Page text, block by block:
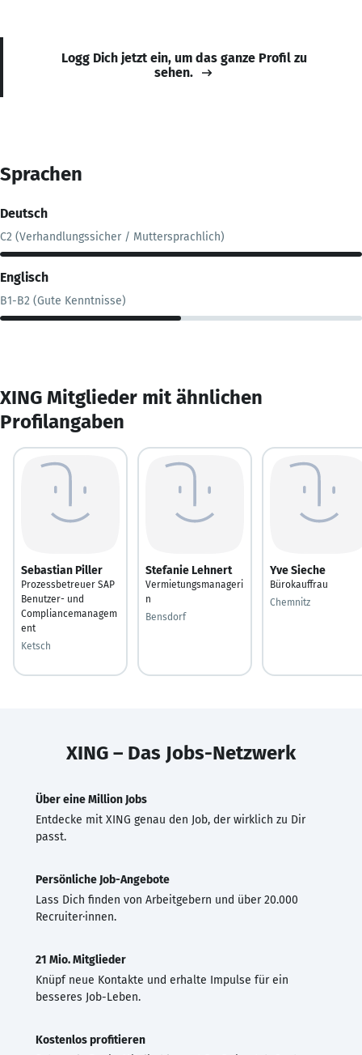
Logg Dich jetzt ein, um das ganze Profil zu
sehen.
Sprachen
Deutsch
C2 (Verhandlungssicher / Muttersprachlich)
Englisch
B1-B2 (Gute Kenntnisse)
XING Mitglieder mit ähnlichen
Profilangaben
Sebastian Piller
Prozessbetreuer SAP
Benutzer- und
Compliancemanagem
ent
Ketsch
Stefanie Lehnert
Vermietungsmanageri
n
Bensdorf
Yve Sieche
Bürokauffrau
Chemnitz
XING – Das Jobs-Netzwerk
Über eine Million Jobs
Entdecke mit XING genau den Job, der wirklich zu Dir
passt.
Persönliche Job-Angebote
Lass Dich finden von Arbeitgebern und über 20.000
Recruiter·innen.
21 Mio. Mitglieder
Knüpf neue Kontakte und erhalte Impulse für ein
besseres Job-Leben.
Kostenlos profitieren